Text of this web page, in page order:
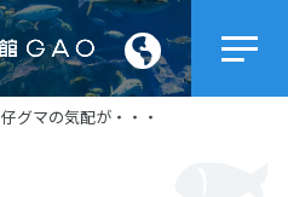
仔グマの気配が・・・